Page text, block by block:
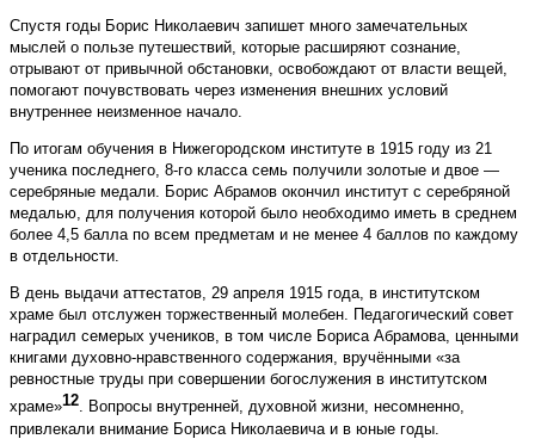
Спустя годы Борис Николаевич запишет много замечательных
мыслей о пользе путешествий, которые расширяют сознание,
отрывают от привычной обстановки, освобождают от власти вещей,
помогают почувствовать через изменения внешних условий
внутреннее неизменное начало.
По итогам обучения в Нижегородском институте в 1915 году из 21
ученика последнего, 8-го класса семь получили золотые и двое —
серебряные медали. Борис Абрамов окончил институт с серебряной
медалью, для получения которой было необходимо иметь в среднем
более 4,5 балла по всем предметам и не менее 4 баллов по каждому
в отдельности.
В день выдачи аттестатов, 29 апреля 1915 года, в институтском
храме был отслужен торжественный молебен. Педагогический совет
наградил семерых учеников, в том числе Бориса Абрамова, ценными
книгами духовно-нравственного содержания, вручёнными «за
ревностные труды при совершении богослужения в институтском
храме»12. Вопросы внутренней, духовной жизни, несомненно,
привлекали внимание Бориса Николаевича и в юные годы.